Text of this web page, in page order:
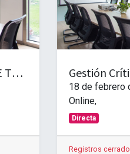
CUENTA ATRÁS PARA LA LEY DE TRANSPARENCIA SALARIAL: OBLIGACIONES CLAVE A PARTIR DE JUNIO DE 2026
18 de febrero
Online,
Directa
Registros